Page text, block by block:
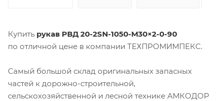
Купить рукав РВД 20-2SN-1050-M30×2-0-90
по отличной цене в компании ТЕХПРОМИМПЕКС.
Самый большой склад оригинальных запасных
частей к дорожно-строительной,
сельскохозяйственной и лесной технике АМКОДОР